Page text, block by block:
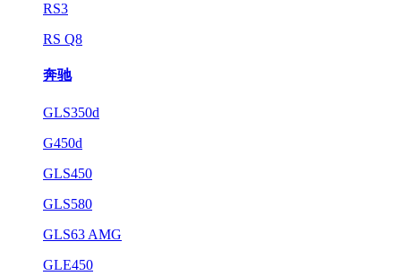
RS3
RS Q8
奔驰
GLS350d
G450d
GLS450
GLS580
GLS63 AMG
GLE450